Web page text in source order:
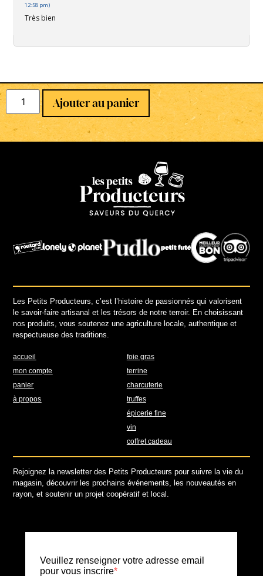
12:58 pm)
Très bien
Ajouter au panier
Les Petits Producteurs, c’est l’histoire de passionnés qui valorisent
le savoir-faire artisanal et les trésors de notre terroir. En choisissant
nos produits, vous soutenez une agriculture locale, authentique et
respectueuse des traditions.
accueil
mon compte
panier
à propos
foie gras
terrine
charcuterie
truffes
épicerie fine
vin
coffret cadeau
Rejoignez la newsletter des Petits Producteurs pour suivre la vie du
magasin, découvrir les prochains événements, les nouveautés en
rayon, et soutenir un projet coopératif et local.